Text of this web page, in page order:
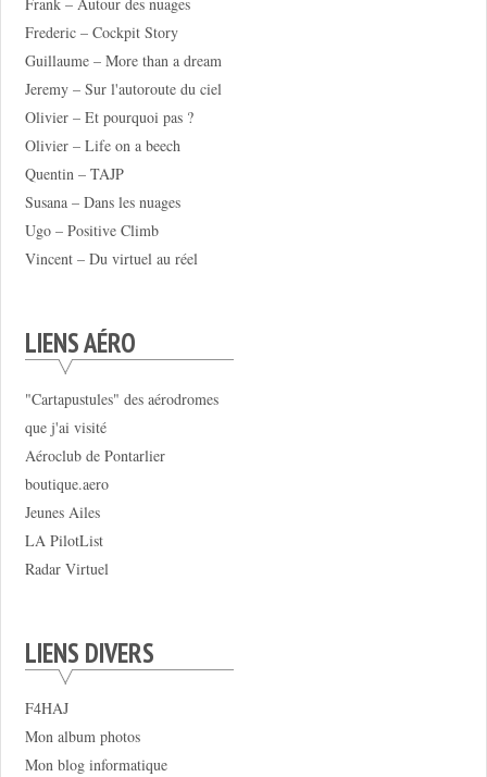
Frederic – Cockpit Story
Guillaume – More than a dream
Jeremy – Sur l'autoroute du ciel
Olivier – Et pourquoi pas ?
Olivier – Life on a beech
Quentin – TAJP
Susana – Dans les nuages
Ugo – Positive Climb
Vincent – Du virtuel au réel
LIENS AÉRO
"Cartapustules" des aérodromes
que j'ai visité
Aéroclub de Pontarlier
boutique.aero
Jeunes Ailes
LA PilotList
Radar Virtuel
LIENS DIVERS
F4HAJ
Mon album photos
Mon blog informatique